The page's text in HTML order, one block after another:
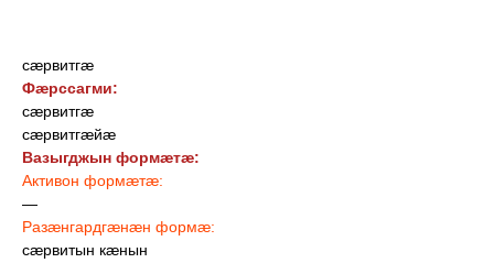
сæрвитгæ
Фæрссагми:
сæрвитгæ
сæрвитгæйæ
Вазыгджын формæтæ:
Активон формæтæ:
—
Разæнгардгæнæн формæ:
сæрвитын кæнын